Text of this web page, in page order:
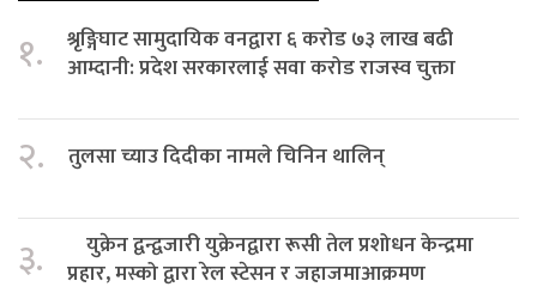
१.
श्रृङ्गिघाट सामुदायिक वनद्वारा ६ करोड ७३ लाख बढी
आम्दानी: प्रदेश सरकारलाई सवा करोड राजस्व चुक्ता
२. तुलसा च्याउ दिदीका नामले चिनिन थालिन्
३.
युक्रेन द्वन्द्वजारी युक्रेनद्वारा रूसी तेल प्रशोधन केन्द्रमा
प्रहार, मस्को द्वारा रेल स्टेसन र जहाजमाआक्रमण